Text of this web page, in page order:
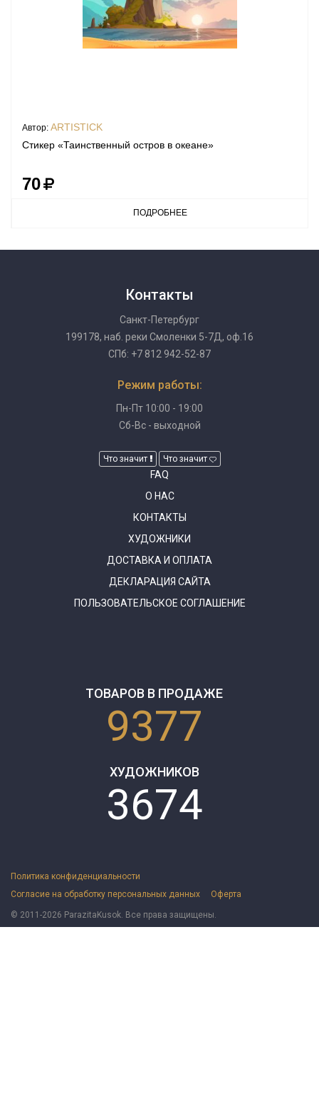
Автор: ARTISTICK
Стикер «Таинственный остров в океане»
70
ПОДРОБНЕЕ
Контакты
Санкт-Петербург
199178, наб. реки Смоленки 5-7Д, оф.16
СПб: +7 812 942-52-87
Режим работы:
Пн-Пт 10:00 - 19:00
Сб-Вс - выходной
Что значит Что значит
FAQ
О НАС
КОНТАКТЫ
ХУДОЖНИКИ
ДОСТАВКА И ОПЛАТА
ДЕКЛАРАЦИЯ САЙТА
ПОЛЬЗОВАТЕЛЬСКОЕ СОГЛАШЕНИЕ
ТОВАРОВ В ПРОДАЖЕ
9377
ХУДОЖНИКОВ
3674
Политика конфиденциальности
Согласие на обработку персональных данных
Оферта
© 2011-2026 ParazitaKusok. Все права защищены.